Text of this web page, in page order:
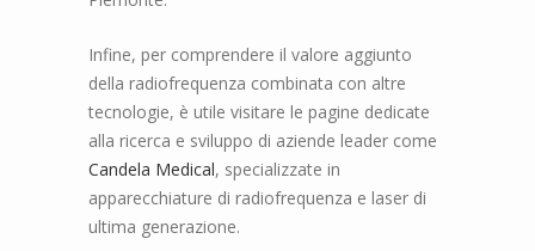
Infine, per comprendere il valore aggiunto
della radiofrequenza combinata con altre
tecnologie, è utile visitare le pagine dedicate
alla ricerca e sviluppo di aziende leader come
Candela Medical, specializzate in
apparecchiature di radiofrequenza e laser di
ultima generazione.